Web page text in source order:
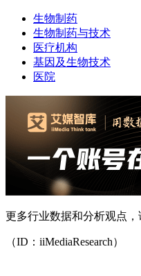
生物制药
生物制药与技术
医疗机构
基因及生物技术
医院
更多行业数据和分析观点
（ID：iiMediaResearch）